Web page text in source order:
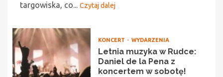
targowiska, co... Czytaj dalej
KONCERT WYDARZENIA
Letnia muzyka w Rudce:
Daniel de la Pena z
koncertem w sobotę!